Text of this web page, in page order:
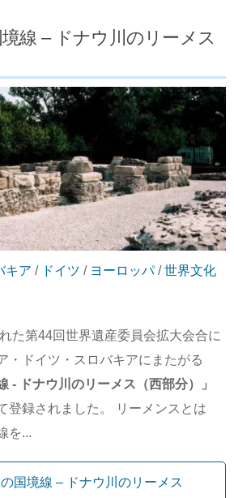
線 – ドナウ川のリーメス
キア / ドイツ / ヨーロッパ/世界文化
た第44回世界遺産委員会拡大会合に
・ドイツ・スロバキアにまたがる
- ドナウ川のリーメス（西部分）」
登録されました。 リーメンスとは
を...
の国境線 – ドナウ川のリーメス